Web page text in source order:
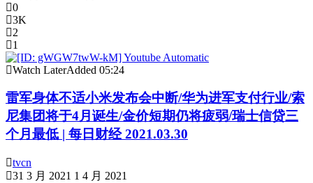
0
3K
2
1
Watch LaterAdded 05:24
雷军身体不适小米发布会中断/华为进军支付行业/索
尼集团将于4月诞生/金价短期仍将疲弱/瑞士信贷三
个月最低 | 每日财经 2021.03.30
tvcn
31 3 月 2021 1 4 月 2021